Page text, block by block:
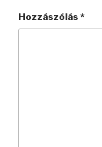
Hozzászólás *